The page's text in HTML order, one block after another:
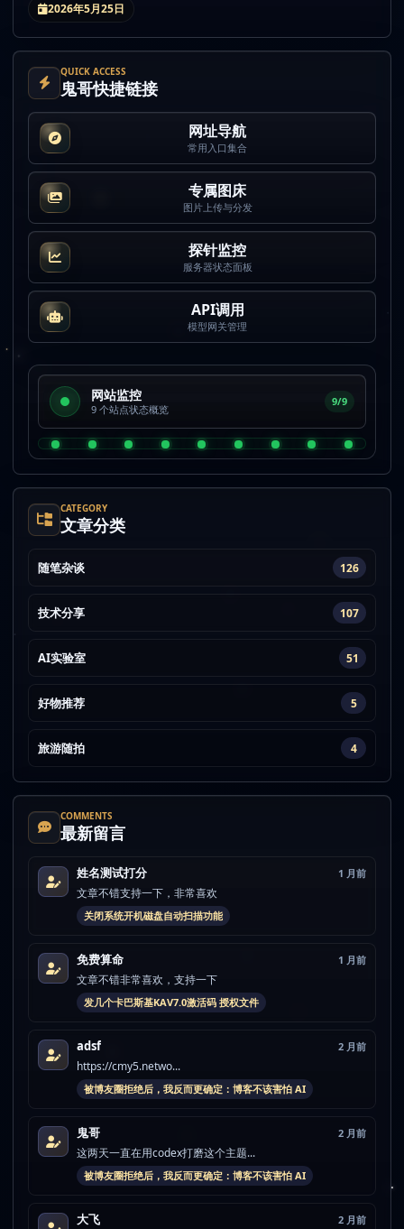
2026年5月25日
QUICK ACCESS
鬼哥快捷链接
网址导航
常用入口集合
专属图床
图片上传与分发
探针监控
服务器状态面板
API调用
模型网关管理
网站监控
9 个站点状态概览
9/9
CATEGORY
文章分类
随笔杂谈 126
技术分享 107
AI实验室 51
好物推荐 5
旅游随拍 4
COMMENTS
最新留言
姓名测试打分 1 月前
文章不错支持一下，非常喜欢
关闭系统开机磁盘自动扫描功能
免费算命 1 月前
文章不错非常喜欢，支持一下
发几个卡巴斯基KAV7.0激活码 授权文件
adsf 2 月前
https://cmy5.netwo...
被博友圈拒绝后，我反而更确定：博客不该害怕 AI
鬼哥 2 月前
这两天一直在用codex打磨这个主题...
被博友圈拒绝后，我反而更确定：博客不该害怕 AI
大飞 2 月前